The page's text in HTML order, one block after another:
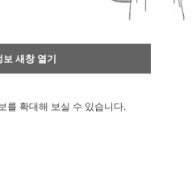
새창 열기
를 확대해 보실 수 있습니다.